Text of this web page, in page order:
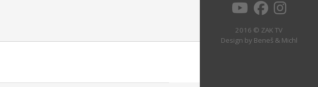
2016 © ZAK TV
Design by Beneš & Michl